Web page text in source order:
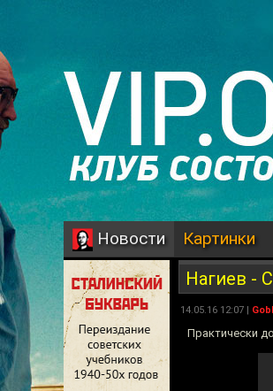
Новости Картинки
Нагиев -
14.05.16 12:07 |
Практически